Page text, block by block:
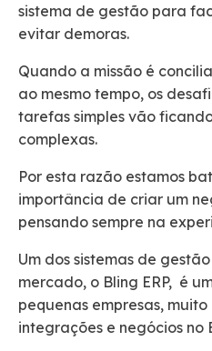
sistema de gestão para
evitar demoras.
Quando a missão é
ao mesmo tempo, os
tarefas simples vão
complexas.
Por esta razão estamos
importância de criar um
pensando sempre na
Um dos sistemas de
mercado, o Bling ERP, é
pequenas empresas,
integrações e negócios no